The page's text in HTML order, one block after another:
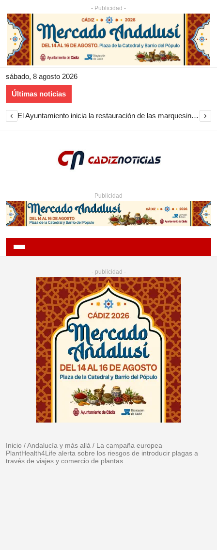
- Publicidad -
sábado, 8 agosto 2026
Últimas noticias
‹ El Ayuntamiento inicia la restauración de las marquesinas de Plaza Esteve para volver a instalarlas en el centro de Jerez ›
- Publicidad -
- publicidad -
Inicio /Andalucía y más allá / La campaña europea
PlantHealth4Life alerta sobre los riesgos de introducir plagas a
través de viajes y comercio de plantas